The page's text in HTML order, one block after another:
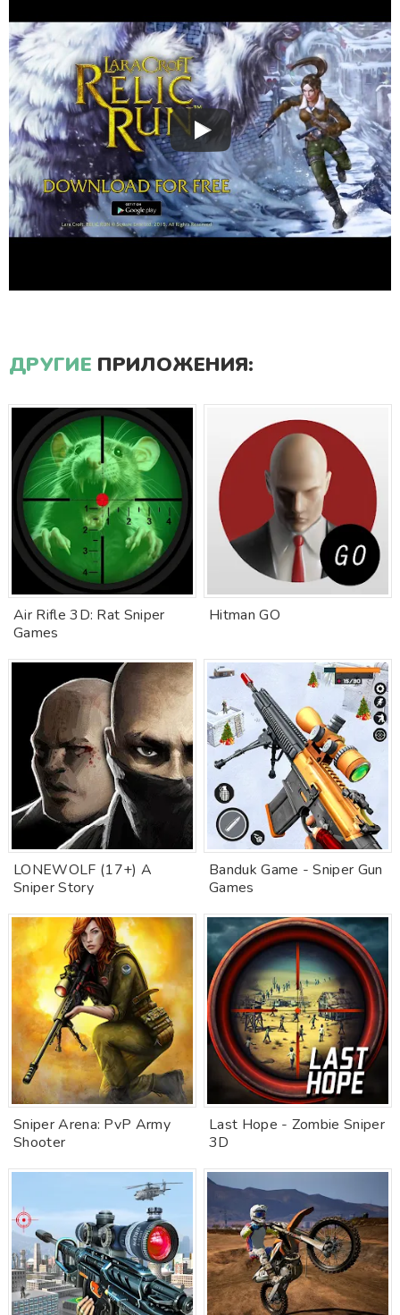
ДРУГИЕ ПРИЛОЖЕНИЯ:
Air Rifle 3D: Rat Sniper
Games
Hitman GO
LONEWOLF (17+) A
Sniper Story
Banduk Game - Sniper Gun
Games
Sniper Arena: PvP Army
Shooter
Last Hope - Zombie Sniper
3D